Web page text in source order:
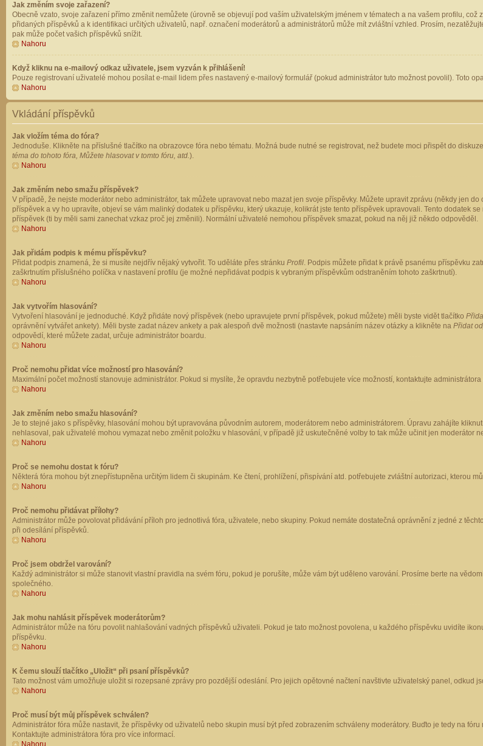
Jak změním svoje zařazení?
Obecně vzato, svoje zařazení přímo změnit nemůžete (úrovně se objevují pod vaším uživatelským jménem v tématech a na vašem profilu,
přidaných příspěvků a k identifikaci určitých uživatelů, např. označení moderátorů a administrátorů může mít zvláštní vzhled. Prosím,
pak může počet vašich příspěvků snížit.
Nahoru
Když kliknu na e-mailový odkaz uživatele, jsem vyzván k přihlášení!
Pouze registrovaní uživatelé mohou posílat e-mail lidem přes nastavený e-mailový formulář (pokud administrátor tuto možnost povolil). Toto
Nahoru
Vkládání příspěvků
Jak vložím téma do fóra?
Jednoduše. Klikněte na příslušné tlačítko na obrazovce fóra nebo tématu. Možná bude nutné se registrovat, než budete moci přispět do
téma do tohoto fóra, Můžete hlasovat v tomto fóru, atd.).
Nahoru
Jak změním nebo smažu příspěvek?
V případě, že nejste moderátor nebo administrátor, tak můžete upravovat nebo mazat jen svoje příspěvky. Můžete upravit zprávu (někdy jen
příspěvek a vy ho upravíte, objeví se vám malinký dodatek u příspěvku, který ukazuje, kolikrát jste tento příspěvek upravovali. Tento dodatek
příspěvek (ti by měli sami zanechat vzkaz proč jej změnili). Normální uživatelé nemohou příspěvek smazat, pokud na něj již někdo odpověděl.
Nahoru
Jak přidám podpis k mému příspěvku?
Přidat podpis znamená, že si musíte nejdřív nějaký vytvořit. To uděláte přes stránku Profil. Podpis můžete přidat k právě psanému příspěvku
zaškrtnutím příslušného políčka v nastavení profilu (je možné nepřidávat podpis k vybraným příspěvkům odstraněním tohoto zaškrtnutí).
Nahoru
Jak vytvořím hlasování?
Vytvoření hlasování je jednoduché. Když přidáte nový příspěvek (nebo upravujete první příspěvek, pokud můžete) měli byste vidět tlačítko
oprávnění vytvářet ankety). Měli byste zadat název ankety a pak alespoň dvě možnosti (nastavte napsáním název otázky a klikněte na Přidat
odpovědí, které můžete zadat, určuje administrátor boardu.
Nahoru
Proč nemohu přidat více možností pro hlasování?
Maximální počet možností stanovuje administrátor. Pokud si myslíte, že opravdu nezbytně potřebujete více možností, kontaktujte
Nahoru
Jak změním nebo smažu hlasování?
Je to stejné jako s příspěvky, hlasování mohou být upravována původním autorem, moderátorem nebo administrátorem. Úpravu zahájíte
nehlasoval, pak uživatelé mohou vymazat nebo změnit položku v hlasování, v případě již uskutečněné volby to tak může učinit jen moderátor
Nahoru
Proč se nemohu dostat k fóru?
Některá fóra mohou být znepřístupněna určitým lidem či skupinám. Ke čtení, prohlížení, přispívání atd. potřebujete zvláštní autorizaci, kterou
Nahoru
Proč nemohu přidávat přílohy?
Administrátor může povolovat přidávání příloh pro jednotlivá fóra, uživatele, nebo skupiny. Pokud nemáte dostatečná oprávnění z jedné z
při odesílání příspěvků.
Nahoru
Proč jsem obdržel varování?
Každý administrátor si může stanovit vlastní pravidla na svém fóru, pokud je porušíte, může vám být uděleno varování. Prosíme berte na
společného.
Nahoru
Jak mohu nahlásit příspěvek moderátorům?
Administrátor může na fóru povolit nahlašování vadných příspěvků uživateli. Pokud je tato možnost povolena, u každého příspěvku uvidíte
příspěvku.
Nahoru
K čemu slouží tlačítko „Uložit“ při psaní příspěvků?
Tato možnost vám umožňuje uložit si rozepsané zprávy pro pozdější odeslání. Pro jejich opětovné načtení navštivte uživatelský panel, odkud
Nahoru
Proč musí být můj příspěvek schválen?
Administrátor fóra může nastavit, že příspěvky od uživatelů nebo skupin musí být před zobrazením schváleny moderátory. Buďto je tedy na
Kontaktujte administrátora fóra pro více informací.
Nahoru